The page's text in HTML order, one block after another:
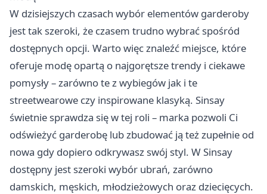
W dzisiejszych czasach wybór elementów garderoby
jest tak szeroki, że czasem trudno wybrać spośród
dostępnych opcji. Warto więc znaleźć miejsce, które
oferuje modę opartą o najgorętsze trendy i ciekawe
pomysły – zarówno te z wybiegów jak i te
streetwearowe czy inspirowane klasyką. Sinsay
świetnie sprawdza się w tej roli – marka pozwoli Ci
odświeżyć garderobę lub zbudować ją też zupełnie od
nowa gdy dopiero odkrywasz swój styl. W Sinsay
dostępny jest szeroki wybór ubrań, zarówno
damskich, męskich, młodzieżowych oraz dziecięcych.